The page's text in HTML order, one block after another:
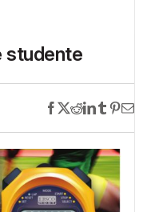
studente